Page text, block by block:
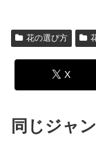
花の選び方
X
同じジャ